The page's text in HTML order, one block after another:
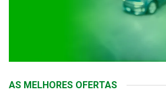
AS MELHORES OFERTAS